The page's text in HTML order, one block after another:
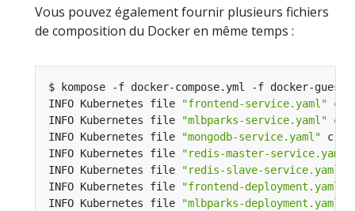
Vous pouvez également fournir plusieurs fichiers
de composition du Docker en même temps :
INFO Kubernetes file
"frontend-service.yaml"
INFO Kubernetes file
"mlbparks-service.yaml"
INFO Kubernetes file
"mongodb-service.yaml"
INFO Kubernetes file
"redis-master-service.yaml"
INFO Kubernetes file
"redis-slave-service.yaml"
INFO Kubernetes file
"frontend-deployment.yaml"
INFO Kubernetes file
"mlbparks-deployment.yaml"